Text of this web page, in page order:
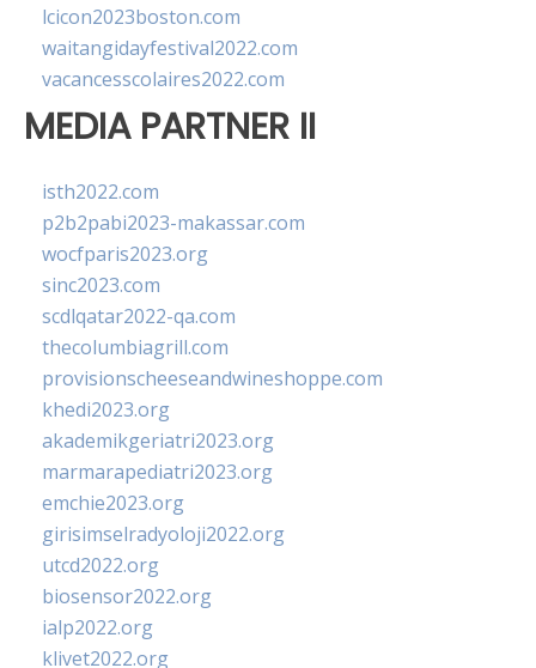
lcicon2023boston.com
waitangidayfestival2022.com
vacancesscolaires2022.com
MEDIA PARTNER II
isth2022.com
p2b2pabi2023-makassar.com
wocfparis2023.org
sinc2023.com
scdlqatar2022-qa.com
thecolumbiagrill.com
provisionscheeseandwineshoppe.com
khedi2023.org
akademikgeriatri2023.org
marmarapediatri2023.org
emchie2023.org
girisimselradyoloji2022.org
utcd2022.org
biosensor2022.org
ialp2022.org
klivet2022.org